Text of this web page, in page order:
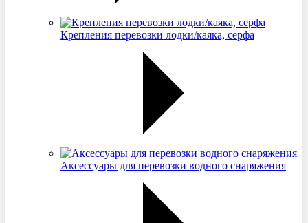
Крепления перевозки лодки/каяка, серфа
Аксессуары для перевозки водного снаряжения